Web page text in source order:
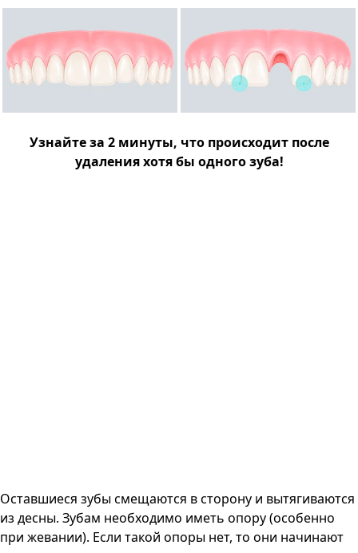
Узнайте за 2 минуты, что происходит после
удаления хотя бы одного зуба!
Оставшиеся зубы смещаются в сторону и вытягиваются
из десны. Зубам необходимо иметь опору (особенно
при жевании). Если такой опоры нет, то они начинают